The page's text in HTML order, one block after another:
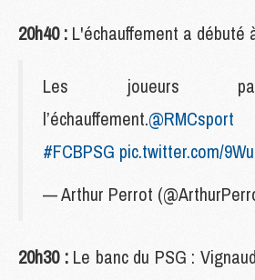
20h40 : L'échauffement a débuté
Les joueurs
l’échauffement.@RMCsport
#FCBPSG pic.twitter.com/
— Arthur Perrot
20h30 : Le banc du PSG :